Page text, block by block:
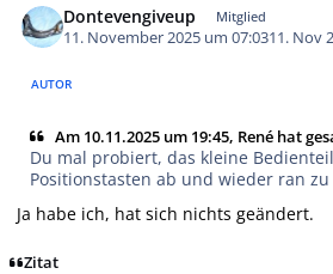
Dontevengiveup Mitglied
11. November 2025 um 07:0311. Nov
AUTOR
Am 10.11.2025 um 19:45, René hat
Du mal probiert, das kleine
Positionstasten ab und wieder ran zu
Ja habe ich, hat sich nichts geändert.
Zitat